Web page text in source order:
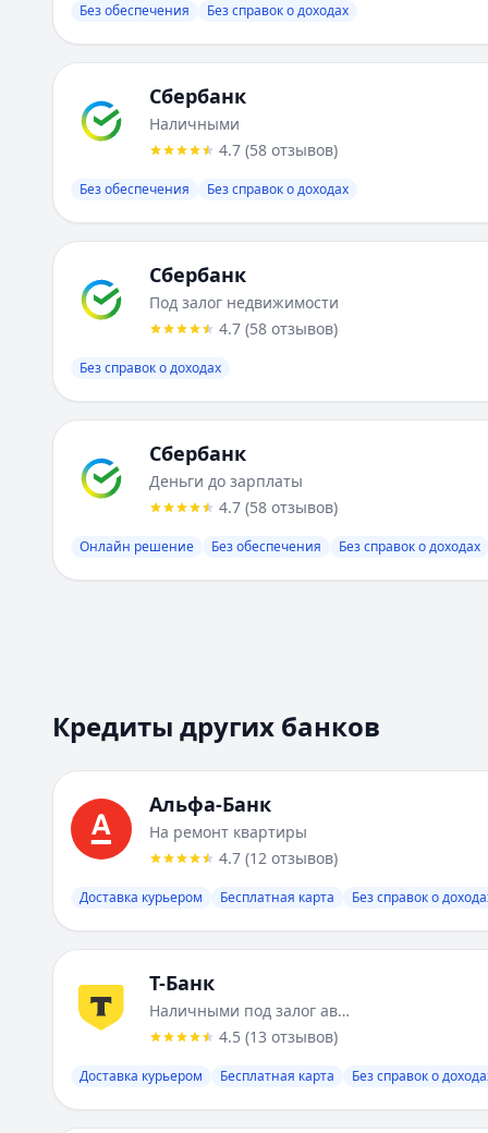
Без обеспечения Без справок о доходах
Сбербанк
Наличными
4.7 (58 отзывов)
Без обеспечения Без справок о доходах
Сбербанк
Под залог недвижимости
4.7 (58 отзывов)
Без справок о доходах
Сбербанк
Деньги до зарплаты
4.7 (58 отзывов)
Онлайн решение Без обеспечения Без справок о доходах
Кредиты других банков
Всего предложений: 10. Текущая страница:1
Альфа-Банк:На ремонт квартиры
Ставка от:17.8
30 000 -30 000 000
Срок до:180месяцев
4.7(12отзывов)
Лейблы:Доставка курьером, Бесплатная карта, Без
Требования:Наличие гражданства РФ, Постоянная
Паспорт
Описание:Кредит «На ремонт квартиры» от Альфа-
На любые цели
Автомобиль, Без залога
Возраст:21-80лет
Кредиты других банков
Альфа-Банк
На ремонт квартиры
4.7 (12 отзывов)
Доставка курьером Бесплатная карта Без справок о
Т-Банк
Наличными под залог автомобиля
4.5 (13 отзывов)
Доставка курьером Бесплатная карта Без справок о